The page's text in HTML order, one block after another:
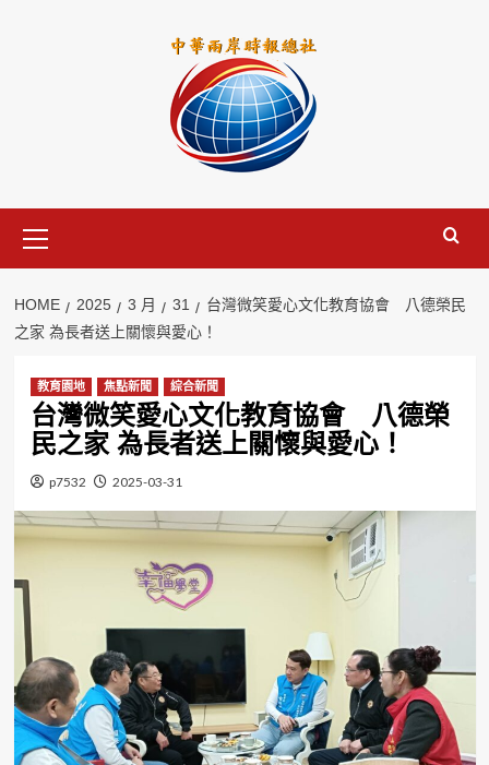
Menu
HOME 2025 3 月 31
台灣微笑愛心文化教育協會 八德榮民
之家 為長者送上關懷與愛心！
教育園地 焦點新聞 綜合新聞
台灣微笑愛心文化教育協會 八德榮
民之家 為長者送上關懷與愛心！
p7532 2025-03-31